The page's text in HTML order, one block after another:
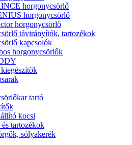
horgonycsörlő
horgonycsörlő
horgonycsörlő
távirányítók, tartozékok
kapcsolók
horgonycsörlők
tartó
kocsi
tartozékok
sólyakerék